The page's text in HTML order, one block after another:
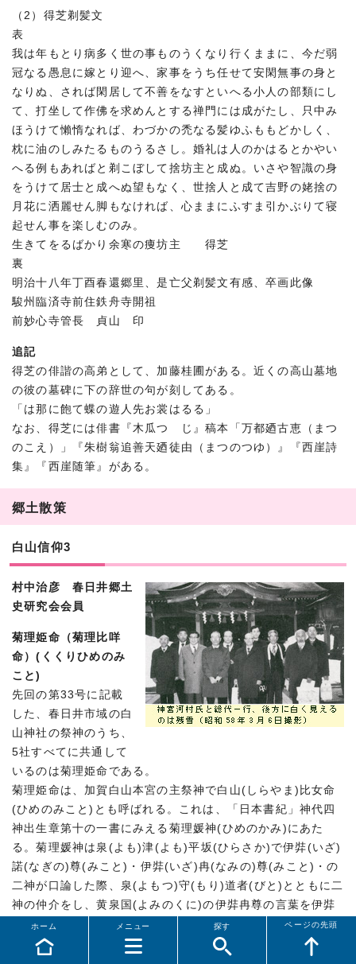
（2）得芝剃髪文
表
我は年もとり病多く世の事ものうくなり行くままに、今だ弱
冠なる愚息に嫁とり迎へ、家事をうち任せて安閑無事の身と
なりぬ、されば閑居して不善をなすといへる小人の部類にし
て、打坐して作佛を求めんとする禅門には成がたし、只中み
ほうけて懶惰なれば、わづかの禿なる髪ゆふももどかしく、
枕に油のしみたるものうるさし。婚礼は人のかはるとかやい
へる例もあればと剃こぼして捨坊主と成ぬ。いさや智識の身
をうけて居士と成へぬ望もなく、世捨人と成て吉野の姥捨の
月花に洒麗せん脚もなければ、心ままにふすま引かぶりて寝
起せん事を楽しむのみ。
生きてをるばかり余寒の痩坊主 得芝
裏
明治十八年丁酉春還郷里、是亡父剃髪文有感、卒画此像
駿州臨済寺前住鉄舟寺開祖
前妙心寺管長 貞山 印
追記
得芝の俳諧の高弟として、加藤桂圃がある。近くの高山墓地
の彼の墓碑に下の辞世の句が刻してある。
「は那に飽て蝶の遊人先お裳はるる」
なお、得芝には俳書『木瓜つゝじ』稿本「万都廼古恵（まつ
のこえ）」『朱樹翁追善天廼徒由（まつのつゆ）』『西崖詩
集』『西崖随筆』がある。
郷土散策
白山信仰3
村中治彦 春日井郷土
史研究会会員
菊理姫命（菊理比咩
命）(くくりひめのみ
こと)
先回の第33号に記載
した、春日井市域の白
山神社の祭神のうち、
5社すべてに共通して
いるのは菊理姫命である。
菊理姫命は、加賀白山本宮の主祭神で白山(しらやま)比女命
(ひめのみこと)とも呼ばれる。これは、「日本書紀」神代四
神出生章第十の一書にみえる菊理媛神(ひめのかみ)にあた
る。菊理媛神は泉(よも)津(よも)平坂(ひらさか)で伊弉(いざ)
諾(なぎの)尊(みこと)・伊弉(いざ)冉(なみの)尊(みこと)・の
二神が口論した際、泉(よもつ)守(もり)道者(びと)とともに二
神の仲介をし、黄泉国(よみのくに)の伊弉冉尊の言葉を伊弉
諾尊に伝えたという。
「ククリ」は漏入（くきい）りの意味で、とざされた泉門を
メニュー
ホーム 探す ページの先頭